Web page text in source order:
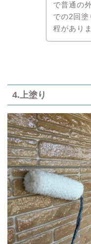
で普通の
での2回
程があり
4.上塗り